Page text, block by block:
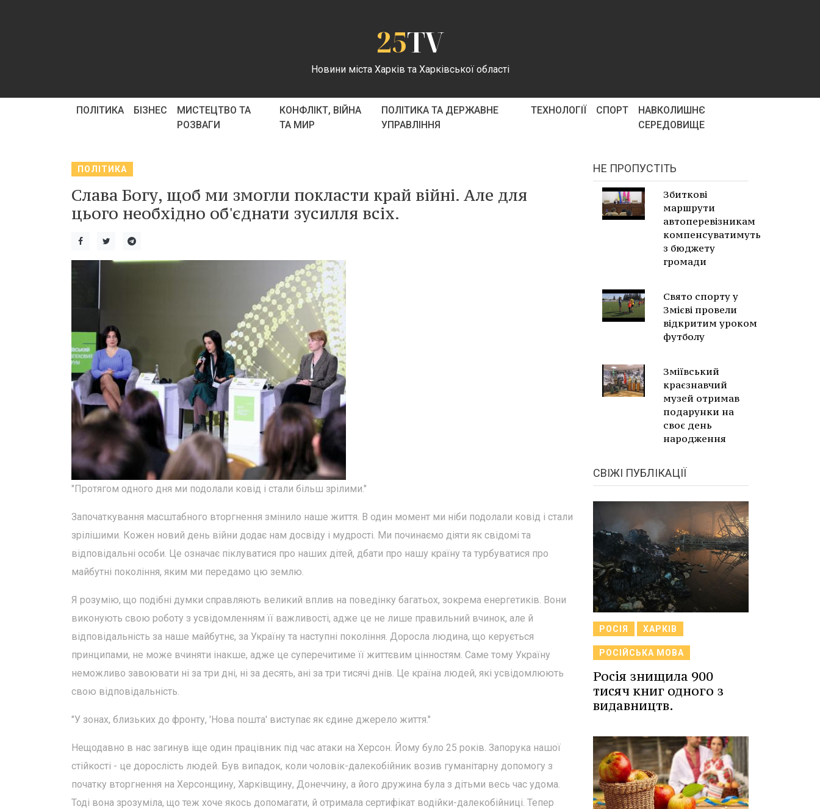
25TV
Новини міста Харків та Харківської області
ПОЛІТИКА БІЗНЕС
МИСТЕЦТВО ТА
РОЗВАГИ
КОНФЛІКТ, ВІЙНА
ТА МИР
ПОЛІТИКА ТА ДЕРЖАВНЕ
УПРАВЛІННЯ
ТЕХНОЛОГІЇ СПОРТ
НАВКОЛИШНЄ
СЕРЕДОВИЩЕ
ПОЛІТИКА
Слава Богу, щоб ми змогли покласти край війні. Але для
цього необхідно об'єднати зусилля всіх.
"Протягом одного дня ми подолали ковід і стали більш зрілими."
Започаткування масштабного вторгнення змінило наше життя. В один момент ми ніби подолали ковід і стали
зрілішими. Кожен новий день війни додає нам досвіду і мудрості. Ми починаємо діяти як свідомі та
відповідальні особи. Це означає піклуватися про наших дітей, дбати про нашу країну та турбуватися про
майбутні покоління, яким ми передамо цю землю.
Я розумію, що подібні думки справляють великий вплив на поведінку багатьох, зокрема енергетиків. Вони
виконують свою роботу з усвідомленням її важливості, адже це не лише правильний вчинок, але й
відповідальність за наше майбутнє, за Україну та наступні покоління. Доросла людина, що керується
принципами, не може вчиняти інакше, адже це суперечитиме її життєвим цінностям. Саме тому Україну
неможливо завоювати ні за три дні, ні за десять, ані за три тисячі днів. Це країна людей, які усвідомлюють
свою відповідальність.
"У зонах, близьких до фронту, 'Нова пошта' виступає як єдине джерело життя."
Нещодавно в нас загинув іще один працівник під час атаки на Херсон. Йому було 25 років. Запорука нашої
стійкості - це дорослість людей. Був випадок, коли чоловік-далекобійник возив гуманітарну допомогу з
початку вторгнення на Херсонщину, Харківщину, Донеччину, а його дружина була з дітьми весь час удома.
Тоді вона зрозуміла, що теж хоче якось допомагати, й отримала сертифікат водійки-далекобійниці. Тепер
НЕ ПРОПУСТІТЬ
Збиткові
маршрути
автоперевізникам
компенсуватимуть
з бюджету
громади
Свято спорту у
Змієві провели
відкритим уроком
футболу
Зміївський
краєзнавчий
музей отримав
подарунки на
своє день
народження
СВІЖІ ПУБЛІКАЦІЇ
РОСІЯ ХАРКІВ
РОСІЙСЬКА МОВА
Росія знищила 900
тисяч книг одного з
видавництв.